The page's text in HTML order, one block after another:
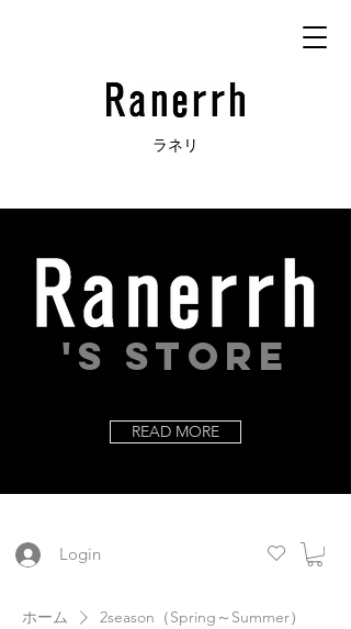
ーワンピース上品 ｜フォーマルウエアオンラインストア｜デザ
イナーズ喪服のオンラインストア｜Ranerrh_ラネリ｜レディー
ラネリ
'S STORE
READ MORE
Login
ホーム 2season（Spring～Summer）